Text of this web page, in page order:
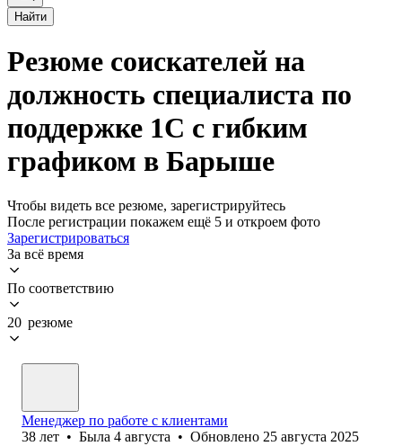
Найти
Резюме соискателей на
должность специалиста по
поддержке 1С с гибким
графиком в Барыше
Чтобы видеть все резюме, зарегистрируйтесь
После регистрации покажем ещё 5 и откроем фото
Зарегистрироваться
За всё время
По соответствию
20 резюме
Менеджер по работе с клиентами
38 лет • Была 4 августа • Обновлено 25 августа 2025